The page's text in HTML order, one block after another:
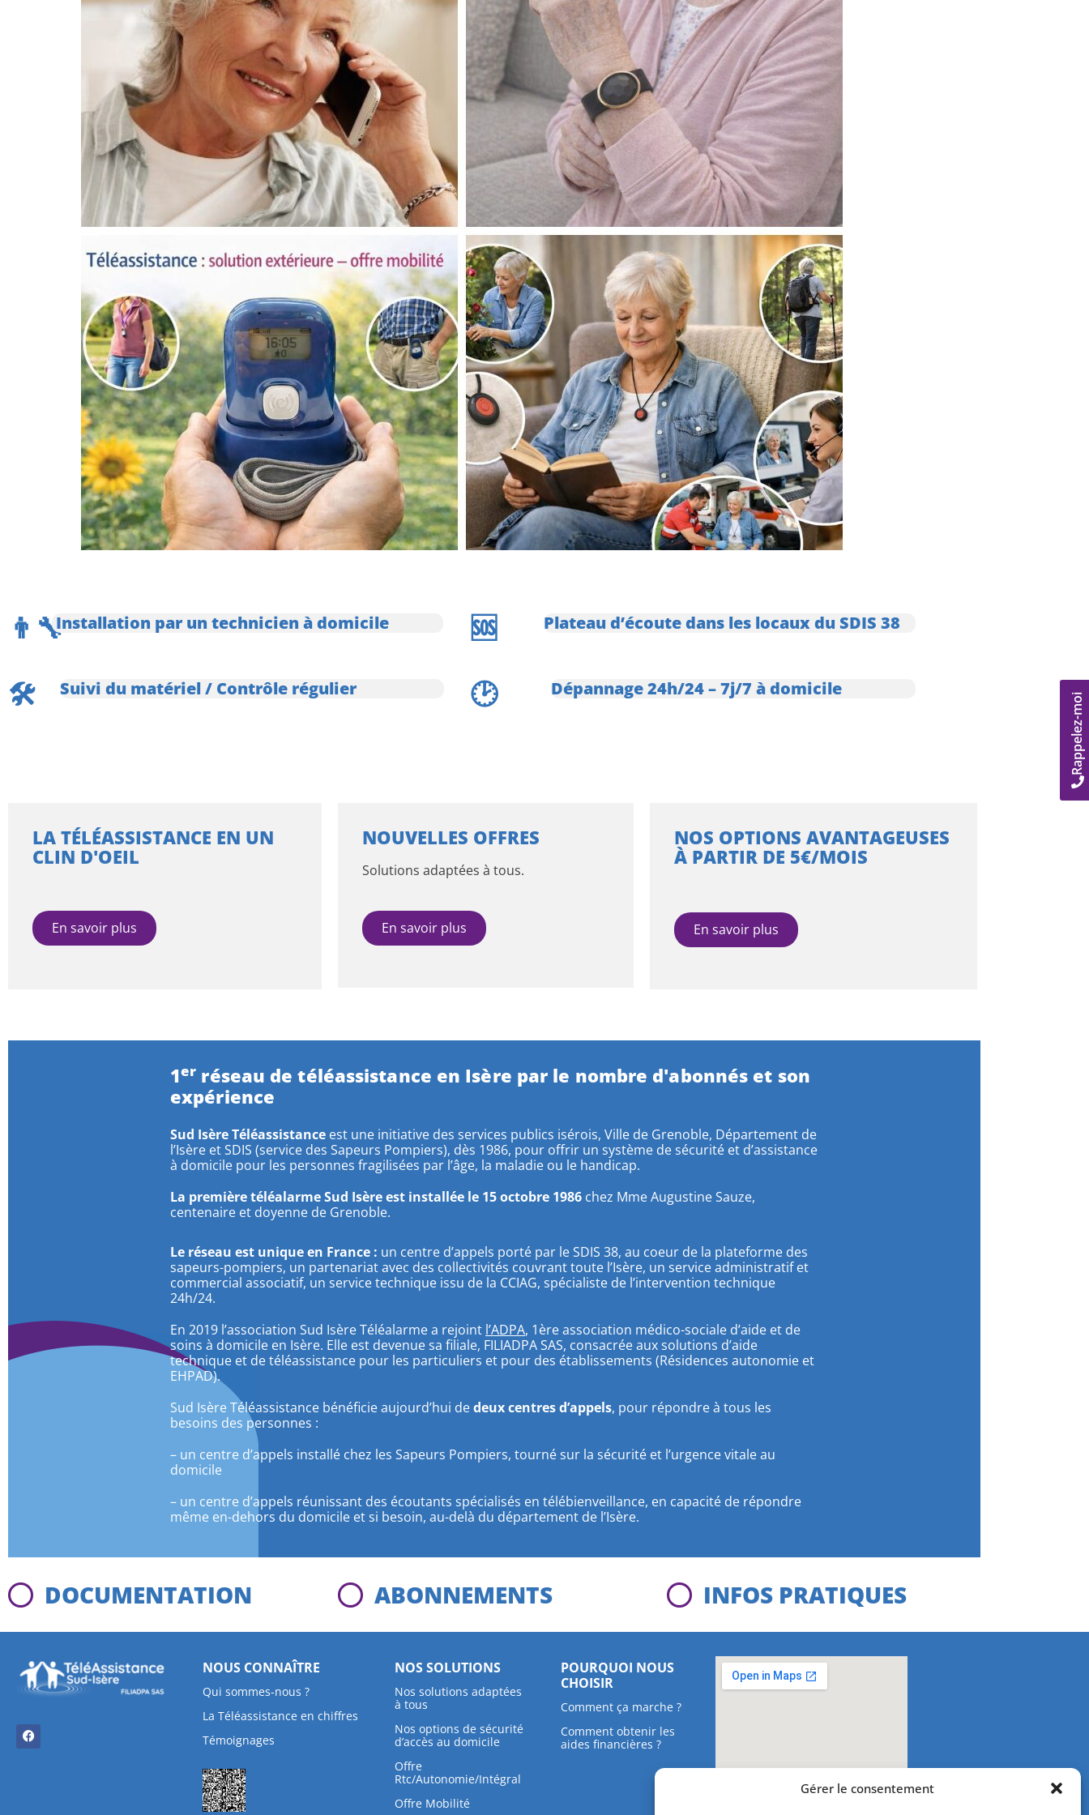
Gérer le consentement
Rappelez-moi
👨‍🔧Installation par un technicien à domicile 🆘 Plateau d’écoute dans les locaux du SDIS 38
🛠️ Suivi du matériel / Contrôle régulier 🕑 Dépannage 24h/24 – 7j/7 à domicile
LA TÉLÉASSISTANCE EN UN
CLIN D'OEIL
En savoir plus
NOUVELLES OFFRES
Solutions adaptées à tous.
En savoir plus
NOS OPTIONS AVANTAGEUSES
À PARTIR DE 5€/MOIS
En savoir plus
1er réseau de téléassistance en Isère par le nombre d'abonnés et son
expérience
Sud Isère Téléassistance est une initiative des services publics isérois, Ville de Grenoble, Département de
l’Isère et SDIS (service des Sapeurs Pompiers), dès 1986, pour offrir un système de sécurité et d’assistance
à domicile pour les personnes fragilisées par l’âge, la maladie ou le handicap.
La première téléalarme Sud Isère est installée le 15 octobre 1986 chez Mme Augustine Sauze,
centenaire et doyenne de Grenoble.
Le réseau est unique en France : un centre d’appels porté par le SDIS 38, au coeur de la plateforme des
sapeurs-pompiers, un partenariat avec des collectivités couvrant toute l’Isère, un service administratif et
commercial associatif, un service technique issu de la CCIAG, spécialiste de l’intervention technique
24h/24.
En 2019 l’association Sud Isère Téléalarme a rejoint l’ADPA, 1ère association médico-sociale d’aide et de
soins à domicile en Isère. Elle est devenue sa filiale, FILIADPA SAS, consacrée aux solutions d’aide
technique et de téléassistance pour les particuliers et pour des établissements (Résidences autonomie et
EHPAD).
Sud Isère Téléassistance bénéficie aujourd’hui dedeux centres d’appels, pour répondre à tous les
besoins des personnes :
– un centre d’appels installé chez les Sapeurs Pompiers, tourné sur la sécurité et l’urgence vitale au
domicile
– un centre d’appels réunissant des écoutants spécialisés en télébienveillance, en capacité de répondre
même en-dehors du domicile et si besoin, au-delà du département de l’Isère.
DOCUMENTATION ABONNEMENTS INFOS PRATIQUES
NOUS CONNAÎTRE
Qui sommes-nous ?
La Téléassistance en chiffres
Témoignages
NOS SOLUTIONS
Nos solutions adaptées
à tous
Nos options de sécurité
d’accès au domicile
Offre
Rtc/Autonomie/Intégral
Offre Mobilité
POURQUOI NOUS
CHOISIR
Comment ça marche ?
Comment obtenir les
aides financières ?